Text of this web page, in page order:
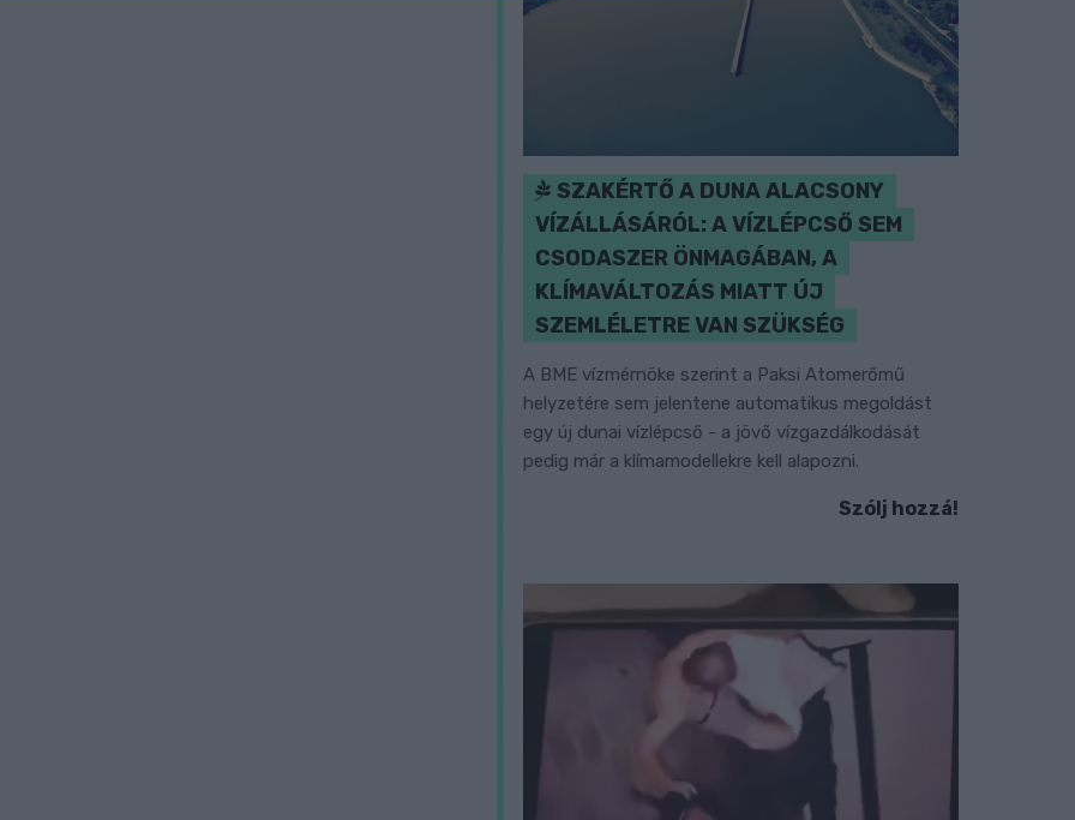
SZAKÉRTŐ A DUNA ALACSONY
VÍZÁLLÁSÁRÓL: A VÍZLÉPCSŐ SEM
CSODASZER ÖNMAGÁBAN, A
KLÍMAVÁLTOZÁS MIATT ÚJ
SZEMLÉLETRE VAN SZÜKSÉG
A BME vízmérnöke szerint a Paksi Atomerőmű
helyzetére sem jelentene automatikus megoldást
egy új dunai vízlépcső - a jövő vízgazdálkodását
pedig már a klímamodellekre kell alapozni.
Szólj hozzá!